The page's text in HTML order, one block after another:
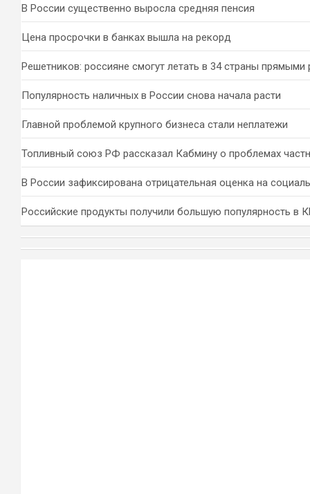
В России существенно выросла средняя пенсия
Цена просрочки в банках вышла на рекорд
Решетников: россияне смогут летать в 34 страны прямыми
Популярность наличных в России снова начала расти
Главной проблемой крупного бизнеса стали неплатежи
Топливный союз РФ рассказал Кабмину о проблемах
В России зафиксирована отрицательная оценка на
Российские продукты получили большую популярность в